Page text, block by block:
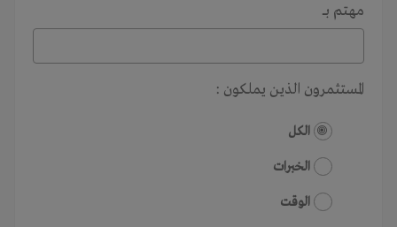
مهتم بـــ
المستثمرون الذين يملكون :
الكل
الخبرات
الوقت